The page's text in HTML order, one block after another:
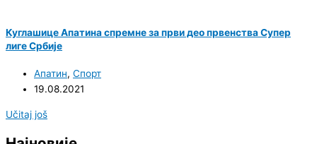
Куглашице Апатина спремне за први део првенства Супер
лиге Србије
Апатин, Спорт
19.08.2021
Učitaj još